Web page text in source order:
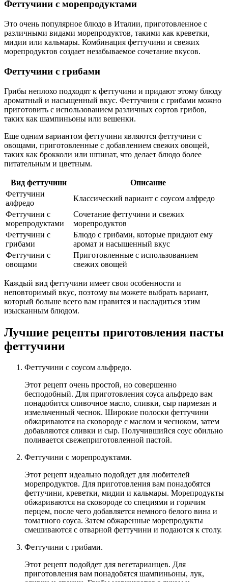
Феттучини с морепродуктами
Это очень популярное блюдо в Италии, приготовленное с
различными видами морепродуктов, такими как креветки,
мидии или кальмары. Комбинация феттучини и свежих
морепродуктов создает незабываемое сочетание вкусов.
Феттучини с грибами
Грибы неплохо подходят к феттучини и придают этому блюду
ароматный и насыщенный вкус. Феттучини с грибами можно
приготовить с использованием различных сортов грибов,
таких как шампиньоны или вешенки.
Еще одним вариантом феттучини являются феттучини с
овощами, приготовленные с добавлением свежих овощей,
таких как брокколи или шпинат, что делает блюдо более
питательным и цветным.
Вид феттучини
Описание
Феттучини
алфредо
Классический вариант с соусом алфредо
Феттучини с
морепродуктами
Сочетание феттучини и свежих
морепродуктов
Феттучини с
грибами
Блюдо с грибами, которые придают ему
аромат и насыщенный вкус
Феттучини с
овощами
Приготовленные с использованием
свежих овощей
Каждый вид феттучини имеет свои особенности и
неповторимый вкус, поэтому вы можете выбрать вариант,
который больше всего вам нравится и насладиться этим
изысканным блюдом.
Лучшие рецепты приготовления пасты
феттучини
Феттучини с соусом альфредо.
Этот рецепт очень простой, но совершенно
бесподобный. Для приготовления соуса альфредо вам
понадобится сливочное масло, сливки, сыр пармезан и
измельченный чеснок. Широкие полоски феттучини
обжариваются на сковороде с маслом и чесноком, затем
добавляются сливки и сыр. Получившийся соус обильно
поливается свежеприготовленной пастой.
Феттучини с морепродуктами.
Этот рецепт идеально подойдет для любителей
морепродуктов. Для приготовления вам понадобятся
феттучини, креветки, мидии и кальмары. Морепродукты
обжариваются на сковороде со специями и горячим
перцем, после чего добавляется немного белого вина и
томатного соуса. Затем обжаренные морепродукты
смешиваются с отварной феттучини и подаются к столу.
Феттучини с грибами.
Этот рецепт подойдет для вегетарианцев. Для
приготовления вам понадобятся шампиньоны, лук,